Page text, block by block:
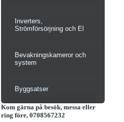
Inverters,
Strömförsörjning och El
Bevakningskameror och
system
Byggsatser
Kom gärna på besök, messa eller
ring före, 0708567232